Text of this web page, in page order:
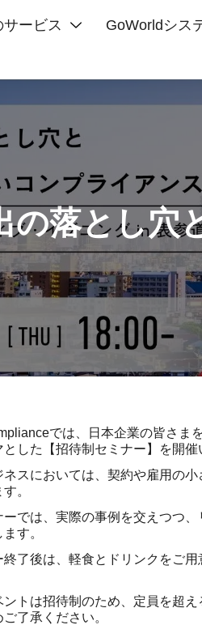
サービス GoWorldシス
の落とし穴
では、日本企業の皆さま
とした【招待制セミナー】を開催
ネスにおいては、契約や雇用の
。
ーでは、実際の事例を交えつつ
す。
終了後は、軽食とドリンクをご
トは招待制のため、定員を超
了承ください。